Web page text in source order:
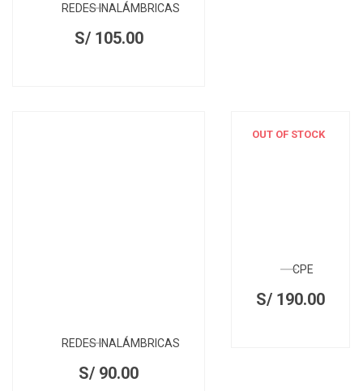
REDES INALÁMBRICAS
S/105.00
REDES INALÁMBRICAS
S/ 90.00
OUT OF STOCK
CPE
S/ 190.00